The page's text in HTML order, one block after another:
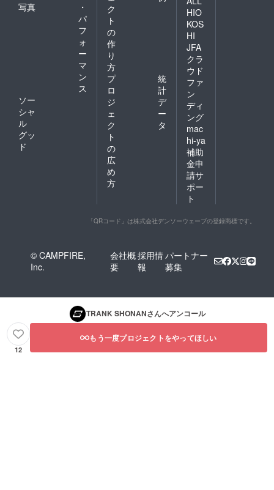
写真
・
パ
フ
ォ
ー
マ
ン
ス
ソー
シャ
ル
グッ
ド
ク
ト
の
作
り
方
プ
ロ
ジ
ェ
ク
ト
の
広
め
方
統
計
デ
ー
タ
HIO
KOS
HI
JFA
クラ
ウド
ファ
ン
ディ
ング
mac
hi-ya
補助
金申
請サ
ポー
ト
「QRコード」は株式会社デンソーウェーブの登録商標です。
© CAMPFIRE,
Inc.
会社概
要
採用情
報
パートナー
募集
TRANK SHONANさんへアンコール
12
もう一度プロジェクトをやってほしい